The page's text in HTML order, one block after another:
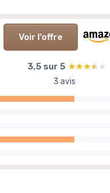
Voir l'offre
3,5 sur 5 ★★★★★
★★★★★
3 avis